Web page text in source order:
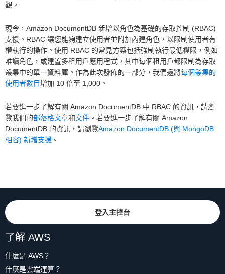
觀。
現今，Amazon DocumentDB 新增以角色為基礎的存取控制 (RBAC)
支援。RBAC 讓您能夠建立使用者並附加內建角色，以限制使用者有
權執行的操作。使用 RBAC 的常見方案包括強制執行最低權限，例如
唯讀角色，或建置多租用戶應用程式，其中每個租用戶都限制為存取
叢集中的單一資料庫。作為此次發佈的一部分，我們還將每個叢集的
使用者數目增加 10 倍至 1,000。
若要進一步了解有關 Amazon DocumentDB 中 RBAC 的資訊，請瀏
覽我們的部落格文章和文件 。若要進一步了解有關 Amazon
DocumentDB 的資訊，請瀏覽Amazon DocumentDB (與 MongoDB
相容) 新增支援 。
登入主控台
了解 AWS
什麼是 AWS？
什麼是雲端運算？